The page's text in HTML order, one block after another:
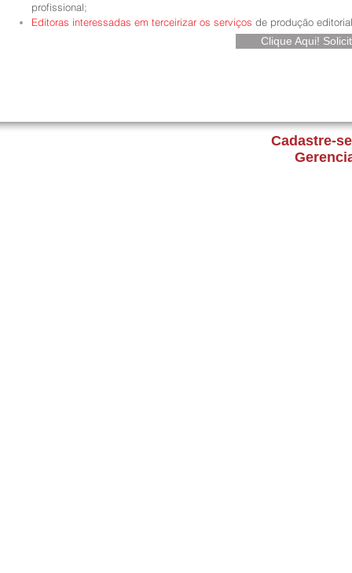
profissional;
Editoras interessadas em terceirizar os serviços de produção
Clique Aqui!
Cadastre-